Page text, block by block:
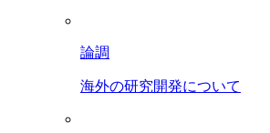
論調
海外の研究開発について